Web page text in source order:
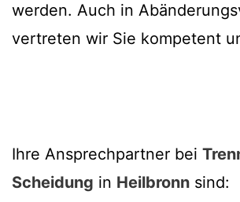
werden. Auch in
vertreten wir Sie kompetent
Ihre Ansprechpartner bei
Scheidung in Heilbronn sind: